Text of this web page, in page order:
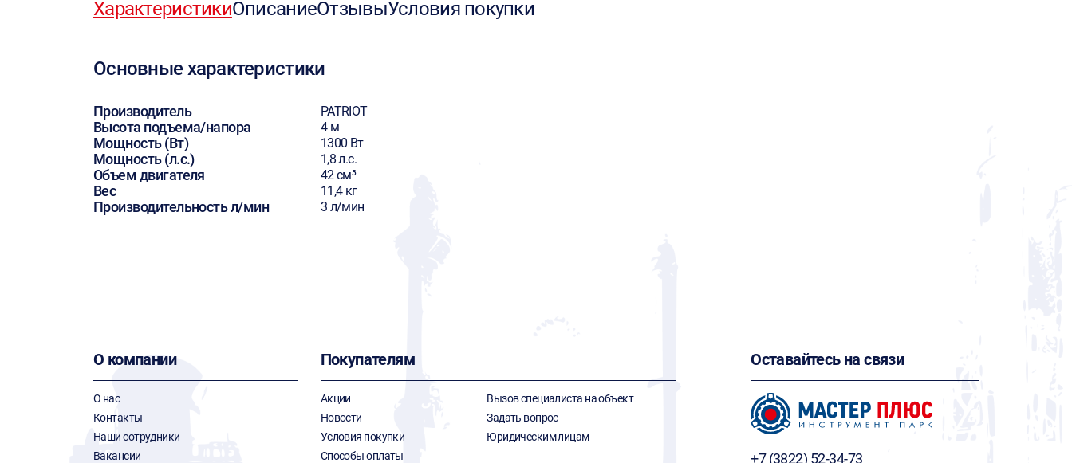
ХарактеристикиОписаниеОтзывыУсловия покупки
Основные характеристики
Производитель PATRIOT
Высота подъема/напора 4 м
Мощность (Вт) 1300 Вт
Мощность (л.с.) 1,8 л.с.
Объем двигателя 42 см³
Вес 11,4 кг
Производительность л/мин 3 л/мин
О компании
О нас
Контакты
Наши сотрудники
Вакансии
Покупателям
Акции
Новости
Условия покупки
Способы оплаты
Вызов специалиста на объект
Задать вопрос
Юридическим лицам
Оставайтесь на связи
+7 (3822) 52-34-73